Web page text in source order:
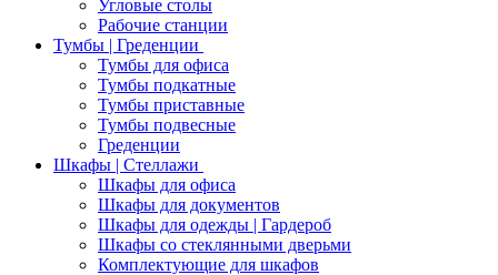
Угловые столы
Рабочие станции
Тумбы | Греденции
Тумбы для офиса
Тумбы подкатные
Тумбы приставные
Тумбы подвесные
Греденции
Шкафы | Стеллажи
Шкафы для офиса
Шкафы для документов
Шкафы для одежды | Гардероб
Шкафы со стеклянными дверьми
Комплектующие для шкафов